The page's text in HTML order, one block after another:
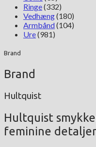
Ringe(332)
Vedhæng(180)
Armbånd(104)
Ure(981)
Brand
Brand
Hultquist
Hultquist
feminine detaljer